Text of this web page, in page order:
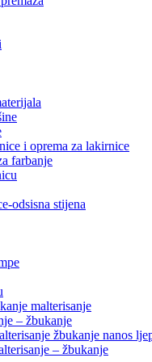
i oprema za lakirnice
farbanje
odsisna stijena
malterisanje
– žbukanje
žbukanje nanos
– žbukanje